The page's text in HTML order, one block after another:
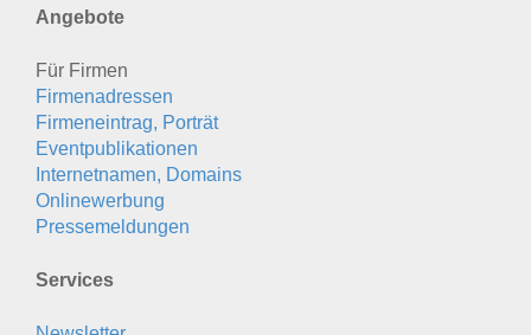
Angebote
Für Firmen
Firmenadressen
Firmeneintrag, Porträt
Eventpublikationen
Internetnamen, Domains
Onlinewerbung
Pressemeldungen
Services